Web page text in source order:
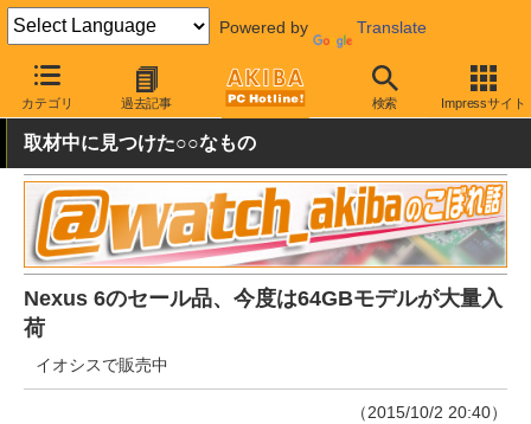
Powered by Translate
カテゴリ 過去記事 検索 Impressサイト
AKIBA PC Hotline! モバイル タブレット その他
取材中に見つけた○○なもの
Nexus 6のセール品、今度は64GBモデルが大量入
荷
イオシスで販売中
（2015/10/2 20:40）